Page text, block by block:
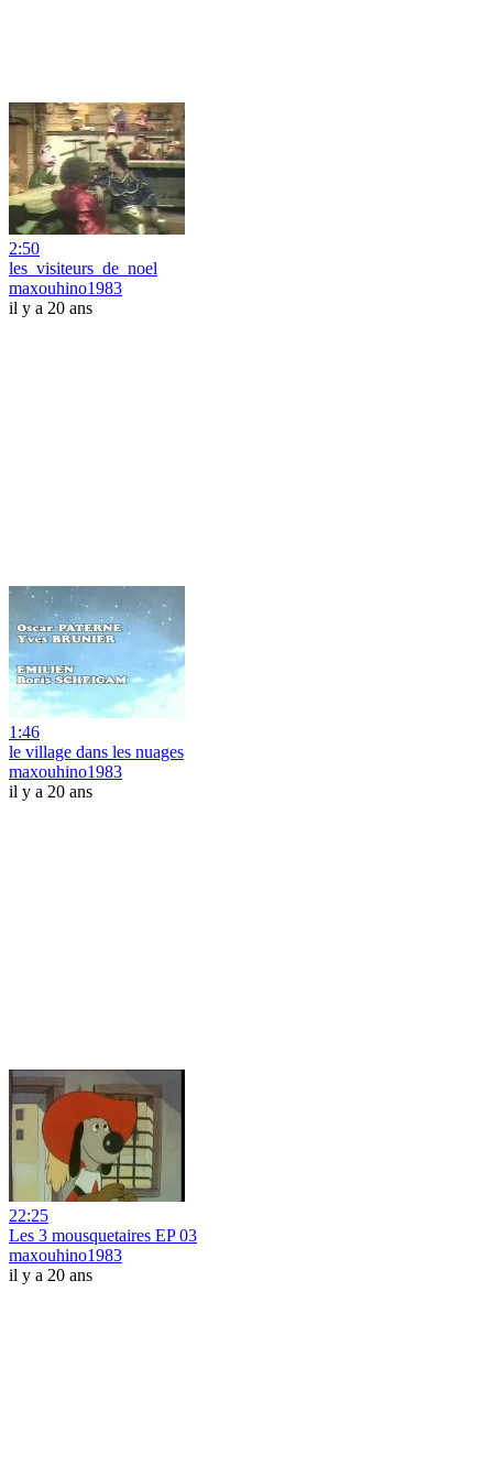
2:50
les_visiteurs_de_noel
maxouhino1983
il y a 20 ans
1:46
le village dans les nuages
maxouhino1983
il y a 20 ans
22:25
Les 3 mousquetaires EP 03
maxouhino1983
il y a 20 ans